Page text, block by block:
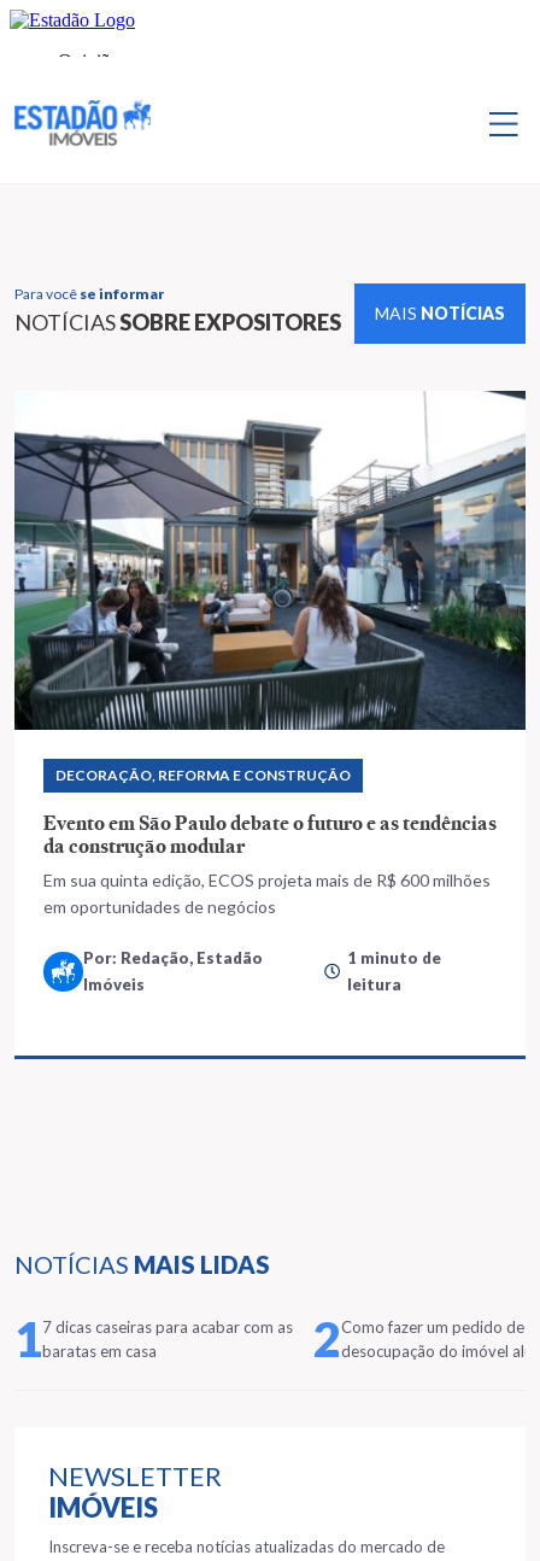
Para você se informar
NOTÍCIASSOBRE EXPOSITORES MAIS NOTÍCIAS
NOTÍCIAS MAIS LIDAS
17 dicas caseiras para acabar com as
baratas em casa
2Como fazer um pedido de
desocupação do imóvel
NEWSLETTER
IMÓVEIS
Inscreva-se e receba notícias atualizadas do mercado de
DECORAÇÃO, REFORMA E CONSTRUÇÃO
Evento em São Paulo debate o futuro e as tendências
da construção modular
Em sua quinta edição, ECOS projeta mais de R$ 600 milhões
em oportunidades de negócios
Por: Redação, Estadão
Imóveis
1 minuto de
leitura